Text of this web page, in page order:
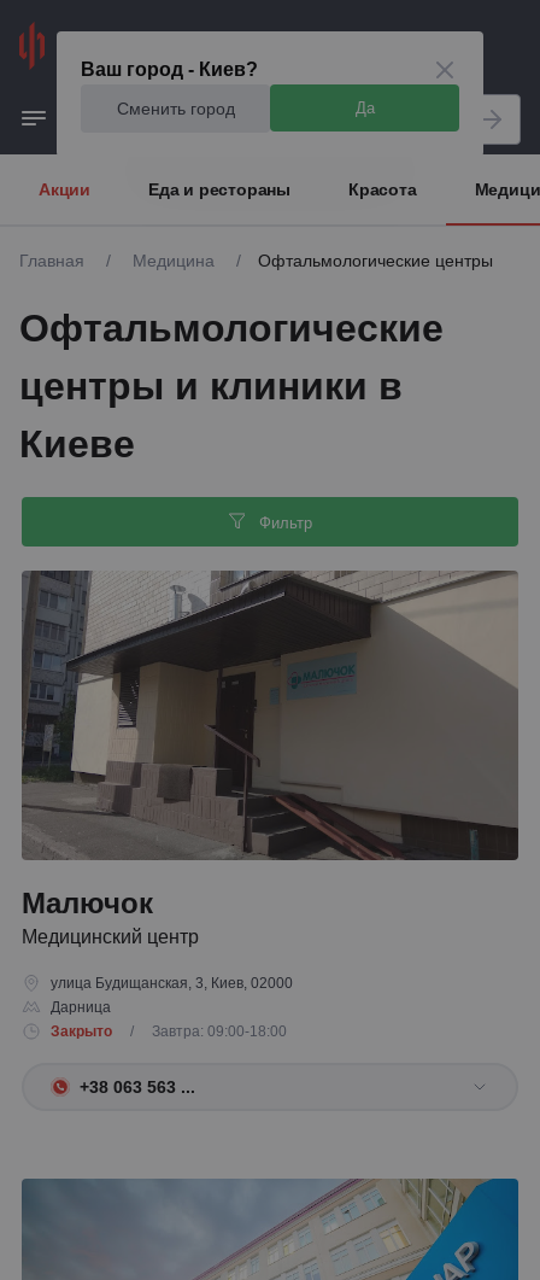
Ваш город - Киев?
Сменить город Да
Акции Еда и рестораны Красота
Главная / Медицина / Офтальмологические центры
Офтальмологические
центры и клиники в
Киеве
Фильтр
Малючок
Медицинский центр
улица Будищанская, 3, Киев, 02000
Дарница
Закрыто
/ Завтра: 09:00-18:00
+38 063 563 ...